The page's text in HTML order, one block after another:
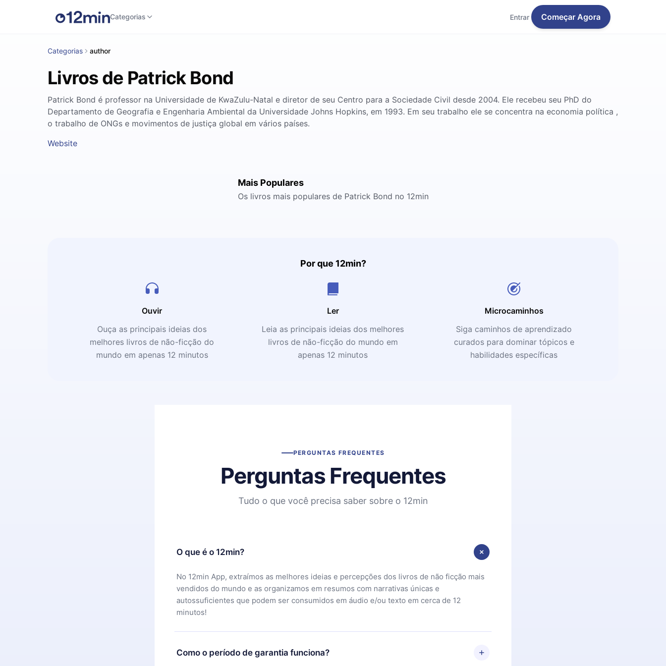
Categorias Entrar Começar Agora
Categorias author
Livros de Patrick Bond
Patrick Bond é professor na Universidade de KwaZulu-Natal e diretor de seu Centro para a Sociedade Civil desde 2004. Ele recebeu seu PhD do
Departamento de Geografia e Engenharia Ambiental da Universidade Johns Hopkins, em 1993. Em seu trabalho ele se concentra na economia política ,
o trabalho de ONGs e movimentos de justiça global em vários países.
Website
Mais Populares
Os livros mais populares de Patrick Bond no 12min
Por que 12min?
Ouvir
Ouça as principais ideias dos
melhores livros de não-ficção do
mundo em apenas 12 minutos
Ler
Leia as principais ideias dos melhores
livros de não-ficção do mundo em
apenas 12 minutos
Microcaminhos
Siga caminhos de aprendizado
curados para dominar tópicos e
habilidades específicas
PERGUNTAS FREQUENTES
Perguntas Frequentes
Tudo o que você precisa saber sobre o 12min
O que é o 12min?
No 12min App, extraímos as melhores ideias e percepções dos livros de não ficção mais
vendidos do mundo e as organizamos em resumos com narrativas únicas e
autossuficientes que podem ser consumidos em áudio e/ou texto em cerca de 12
minutos!
Como o período de garantia funciona?